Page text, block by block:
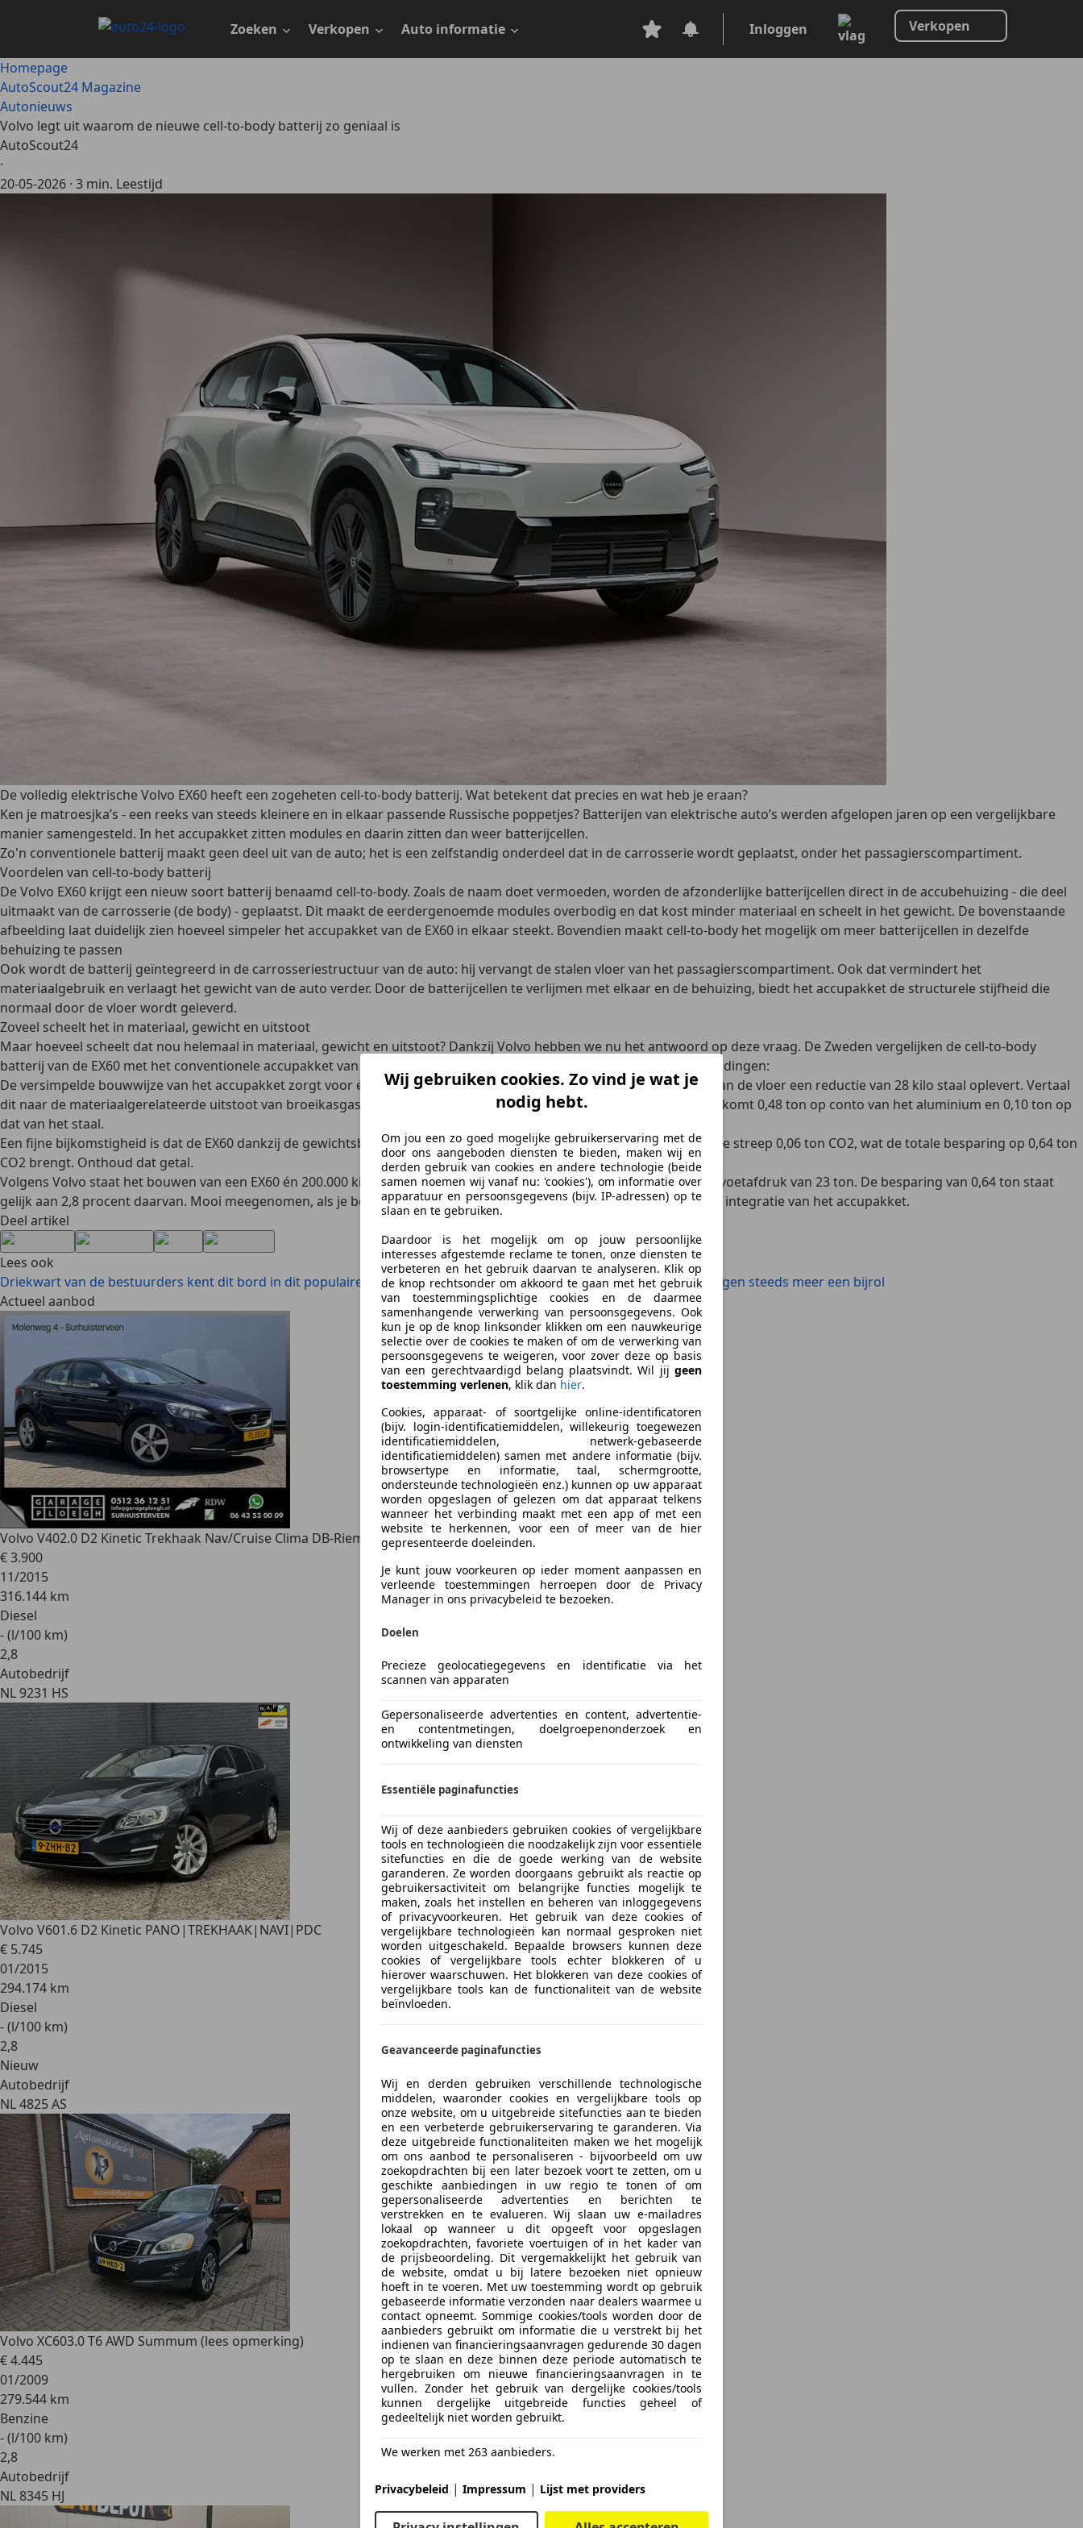
Zoeken Verkopen Auto informatie Inloggen Verkopen
Wij gebruiken cookies. Zo vind je wat je
nodig hebt.
Om jou een zo goed mogelijke gebruikerservaring met de
door ons aangeboden diensten te bieden, maken wij en
derden gebruik van cookies en andere technologie (beide
samen noemen wij vanaf nu: 'cookies'), om informatie over
apparatuur en persoonsgegevens (bijv. IP-adressen) op te
slaan en te gebruiken.
Daardoor is het mogelijk om op jouw persoonlijke
interesses afgestemde reclame te tonen, onze diensten te
verbeteren en het gebruik daarvan te analyseren. Klik op
de knop rechtsonder om akkoord te gaan met het gebruik
van toestemmingsplichtige cookies en de daarmee
samenhangende verwerking van persoonsgegevens. Ook
kun je op de knop linksonder klikken om een nauwkeurige
selectie over de cookies te maken of om de verwerking van
persoonsgegevens te weigeren, voor zover deze op basis
van een gerechtvaardigd belang plaatsvindt. Wil jij geen
toestemming verlenen, klik dan hier.
Cookies, apparaat- of soortgelijke online-identificatoren
(bijv. login-identificatiemiddelen, willekeurig toegewezen
identificatiemiddelen, netwerk-gebaseerde
identificatiemiddelen) samen met andere informatie (bijv.
browsertype en informatie, taal, schermgrootte,
ondersteunde technologieën enz.) kunnen op uw apparaat
worden opgeslagen of gelezen om dat apparaat telkens
wanneer het verbinding maakt met een app of met een
website te herkennen, voor een of meer van de hier
gepresenteerde doeleinden.
Je kunt jouw voorkeuren op ieder moment aanpassen en
verleende toestemmingen herroepen door de Privacy
Manager in ons privacybeleid te bezoeken.
Doelen
Precieze geolocatiegegevens en identificatie via het
scannen van apparaten
Gepersonaliseerde advertenties en content, advertentie-
en contentmetingen, doelgroepenonderzoek en
ontwikkeling van diensten
Essentiële paginafuncties
Wij of deze aanbieders gebruiken cookies of vergelijkbare
tools en technologieën die noodzakelijk zijn voor essentiële
sitefuncties en die de goede werking van de website
garanderen. Ze worden doorgaans gebruikt als reactie op
gebruikersactiviteit om belangrijke functies mogelijk te
maken, zoals het instellen en beheren van inloggegevens
of privacyvoorkeuren. Het gebruik van deze cookies of
vergelijkbare technologieën kan normaal gesproken niet
worden uitgeschakeld. Bepaalde browsers kunnen deze
cookies of vergelijkbare tools echter blokkeren of u
hierover waarschuwen. Het blokkeren van deze cookies of
vergelijkbare tools kan de functionaliteit van de website
beïnvloeden.
Geavanceerde paginafuncties
Wij en derden gebruiken verschillende technologische
middelen, waaronder cookies en vergelijkbare tools op
onze website, om u uitgebreide sitefuncties aan te bieden
en een verbeterde gebruikerservaring te garanderen. Via
deze uitgebreide functionaliteiten maken we het mogelijk
om ons aanbod te personaliseren - bijvoorbeeld om uw
zoekopdrachten bij een later bezoek voort te zetten, om u
geschikte aanbiedingen in uw regio te tonen of om
gepersonaliseerde advertenties en berichten te
verstrekken en te evalueren. Wij slaan uw e-mailadres
lokaal op wanneer u dit opgeeft voor opgeslagen
zoekopdrachten, favoriete voertuigen of in het kader van
de prijsbeoordeling. Dit vergemakkelijkt het gebruik van
de website, omdat u bij latere bezoeken niet opnieuw
hoeft in te voeren. Met uw toestemming wordt op gebruik
gebaseerde informatie verzonden naar dealers waarmee u
contact opneemt. Sommige cookies/tools worden door de
aanbieders gebruikt om informatie die u verstrekt bij het
indienen van financieringsaanvragen gedurende 30 dagen
op te slaan en deze binnen deze periode automatisch te
hergebruiken om nieuwe financieringsaanvragen in te
vullen. Zonder het gebruik van dergelijke cookies/tools
kunnen dergelijke uitgebreide functies geheel of
gedeeltelijk niet worden gebruikt.
We werken met 263 aanbieders.
Privacybeleid | Impressum | Lijst met providers
Homepage
AutoScout24 Magazine
Autonieuws
Volvo legt uit waarom de nieuwe cell-to-body batterij zo geniaal is
AutoScout24
·
20-05-2026 · 3 min. Leestijd
De volledig elektrische Volvo EX60 heeft een zogeheten cell-to-body batterij. Wat betekent dat precies en wat heb je eraan?
Ken je matroesjka’s - een reeks van steeds kleinere en in elkaar passende Russische poppetjes? Batterijen van elektrische auto’s werden afgelopen jaren op een vergelijkbare
manier samengesteld. In het accupakket zitten modules en daarin zitten dan weer batterijcellen.
Zo'n conventionele batterij maakt geen deel uit van de auto; het is een zelfstandig onderdeel dat in de carrosserie wordt geplaatst, onder het passagierscompartiment.
Voordelen van cell-to-body batterij
De Volvo EX60 krijgt een nieuw soort batterij benaamd cell-to-body. Zoals de naam doet vermoeden, worden de afzonderlijke batterijcellen direct in de accubehuizing - die deel
uitmaakt van de carrosserie (de body) - geplaatst. Dit maakt de eerdergenoemde modules overbodig en dat kost minder materiaal en scheelt in het gewicht. De bovenstaande
afbeelding laat duidelijk zien hoeveel simpeler het accupakket van de EX60 in elkaar steekt. Bovendien maakt cell-to-body het mogelijk om meer batterijcellen in dezelfde
behuizing te passen
Ook wordt de batterij geïntegreerd in de carrosseriestructuur van de auto: hij vervangt de stalen vloer van het passagierscompartiment. Ook dat vermindert het
materiaalgebruik en verlaagt het gewicht van de auto verder. Door de batterijcellen te verlijmen met elkaar en de behuizing, biedt het accupakket de structurele stijfheid die
normaal door de vloer wordt geleverd.
Zoveel scheelt het in materiaal, gewicht en uitstoot
Maar hoeveel scheelt dat nou helemaal in materiaal, gewicht en uitstoot? Dankzij Volvo hebben we nu het antwoord op deze vraag. De Zweden vergelijken de cell-to-body
batterij van de EX60 met het conventionele accupakket van vergelijkbare grootte van de Volvo EX90 en delen hun bevindingen:
De versimpelde bouwwijze van het accupakket zorgt voor een besparing van 24 kg aluminium, terwijl het vervangen van de vloer een reductie van 28 kilo staal oplevert. Vertaal
dit naar de materiaalgerelateerde uitstoot van broeikasgassen en Volvo ziet een besparing van 0,58 ton CO2. Daarvan komt 0,48 ton op conto van het aluminium en 0,10 ton op
dat van het staal.
Een fijne bijkomstigheid is dat de EX60 dankzij de gewichtsbesparingen een fractie zuiniger wordt. Het scheelt onder de streep 0,06 ton CO2, wat de totale besparing op 0,64 ton
CO2 brengt. Onthoud dat getal.
Volgens Volvo staat het bouwen van een EX60 én 200.000 kilometer afleggen op Europese stroom, gelijk aan een CO2-voetafdruk van 23 ton. De besparing van 0,64 ton staat
gelijk aan 2,8 procent daarvan. Mooi meegenomen, als je bedenkt dat we het hier alleen hebben over de bouwwijze en integratie van het accupakket.
Deel artikel
Lees ook
Driekwart van de bestuurders kent dit bord in dit populaire vakantieland nietVerkoopcijfers juli 2026: deze merken krijgen steeds meer een bijrol
Actueel aanbod
Volvo V402.0 D2 Kinetic Trekhaak Nav/Cruise Clima DB-Riem v
€ 3.900
11/2015
316.144 km
Diesel
- (l/100 km)
2,8
Autobedrijf
NL 9231 HS
Volvo V601.6 D2 Kinetic PANO|TREKHAAK|NAVI|PDC
€ 5.745
01/2015
294.174 km
Diesel
- (l/100 km)
2,8
Nieuw
Autobedrijf
NL 4825 AS
Volvo XC603.0 T6 AWD Summum (lees opmerking)
€ 4.445
01/2009
279.544 km
Benzine
- (l/100 km)
2,8
Autobedrijf
NL 8345 HJ